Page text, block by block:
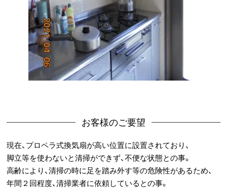
お客様のご要望
現在、プロペラ式換気扇が高い位置に設置されており、
脚立等を使わないと清掃ができず、不便な状態との事。
高齢により、清掃の時に足を踏み外す等の危険性があるため、
年間２回程度、清掃業者に依頼しているとの事。